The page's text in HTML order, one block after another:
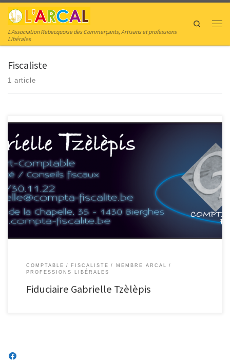
Skip to content
L’Association Rebecquoise des Commerçants, Artisans et professions
Libérales
Search
Fiscaliste
1 article
Fiduciaire Gabrielle Tzèlèpis Comptabilité – Fiscalité – Déclarations
tva/fiscales – Conseils fiscaux Expert-Comptable Fiscalité Conseils fiscaux
Drève de la Chapelle, 35 1430 Bierghes Tel.: +32.23.95.91.04 GSM:
+32.495.30.11.22 http://www.compta-fiscalite.be Horaires Du Lundi au
Vendredi de 8h30 à 18h00
COMPTABLE FISCALISTE
MEMBRE ARCAL
PROFESSIONS LIBÉRALES
Fiduciaire Gabrielle Tzèlèpis